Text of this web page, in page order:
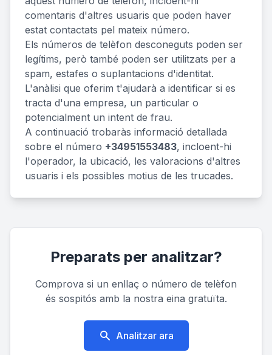
comentaris d'altres usuaris que poden haver
estat contactats pel mateix número.
Els números de telèfon desconeguts poden ser
legítims, però també poden ser utilitzats per a
spam, estafes o suplantacions d'identitat.
L'anàlisi que oferim t'ajudarà a identificar si es
tracta d'una empresa, un particular o
potencialment un intent de frau.
A continuació trobaràs informació detallada
sobre el número +34951553483, incloent-hi
l'operador, la ubicació, les valoracions d'altres
usuaris i els possibles motius de les trucades.
Preparats per analitzar?
Comprova si un enllaç o número de telèfon
és sospitós amb la nostra eina gratuïta.
Analitzar ara